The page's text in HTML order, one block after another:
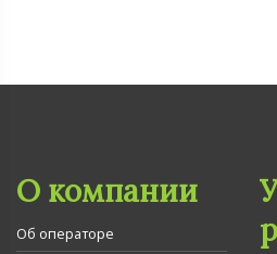
О компании
Об операторе